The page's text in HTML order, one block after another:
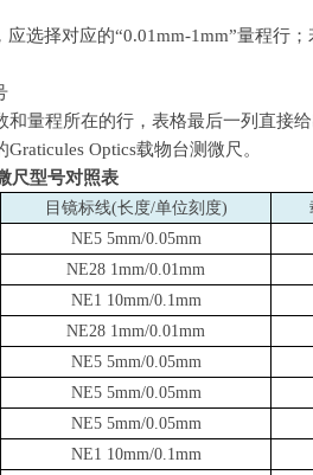
应选择对应的“0.01mm-1mm”量程行；
量程所在的行，表格最后一列直接给
Graticules Optics载物台测微尺。
尺型号对照表
目镜标线(长度/单位刻度)
NE5 5mm/0.05mm
NE28 1mm/0.01mm
NE1 10mm/0.1mm
NE28 1mm/0.01mm
NE5 5mm/0.05mm
NE5 5mm/0.05mm
NE5 5mm/0.05mm
NE1 10mm/0.1mm